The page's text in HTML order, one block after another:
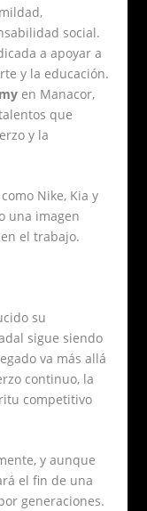
social.
a apoyar a
y la educación.
en Manacor,
que
y la
Nike, Kia y
una imagen
el trabajo.
su
sigue siendo
va más allá
continuo, la
competitivo
y aunque
el fin de una
generaciones.